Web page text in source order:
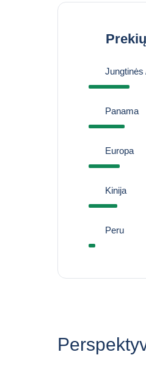
Prekių
Jungtinės
Panama
Europa
Kinija
Peru